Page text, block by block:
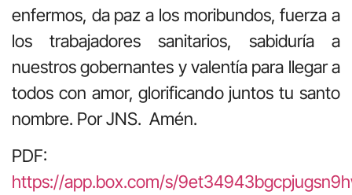
enfermos, da paz a los moribundos, fuerza a
los trabajadores sanitarios, sabiduría a
nuestros gobernantes y valentía para llegar a
todos con amor, glorificando juntos tu santo
nombre. Por JNS. Amén.
PDF:
https://app.box.com/s/